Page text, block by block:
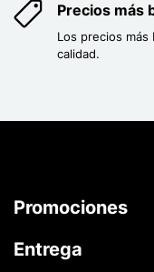
Precios más
Los precios
calidad.
Promociones
Entrega